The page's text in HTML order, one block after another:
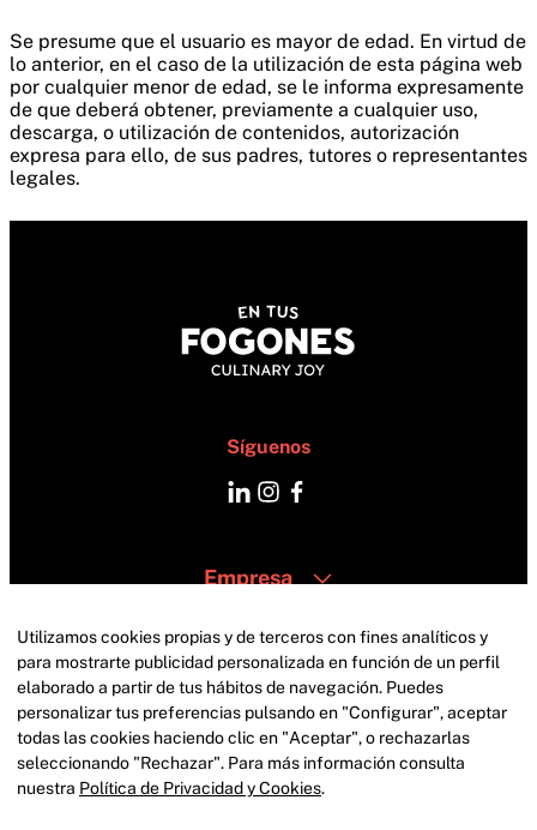
Se presume que el usuario es mayor de edad. En virtud de
lo anterior, en el caso de la utilización de esta página web
por cualquier menor de edad, se le informa expresamente
de que deberá obtener, previamente a cualquier uso,
descarga, o utilización de contenidos, autorización
expresa para ello, de sus padres, tutores o representantes
legales.
Síguenos
Empresa
Zonas
Contacto
Utilizamos cookies propias y de terceros con fines analíticos y
para mostrarte publicidad personalizada en función de un perfil
elaborado a partir de tus hábitos de navegación. Puedes
personalizar tus preferencias pulsando en "Configurar", aceptar
todas las cookies haciendo clic en "Aceptar", o rechazarlas
seleccionando "Rechazar". Para más información consulta
nuestra Política de Privacidad y Cookies.